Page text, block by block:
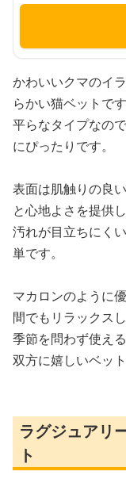
かわいいクマのイ
らかい猫ベットです
平らなタイプなの
にぴったりです。
表面は肌触りの良
と心地よさを提供し
汚れが目立ちにく
単です。
マカロンのように
間でもリラックス
季節を問わず使え
双方に嬉しいベット
ラグジュアリ
ト